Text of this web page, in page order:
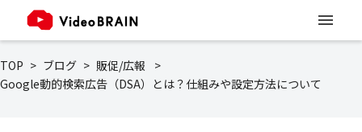
TOP ブログ
販促/広報
Google動的検索広告（DSA）とは？仕組みや設定方法について